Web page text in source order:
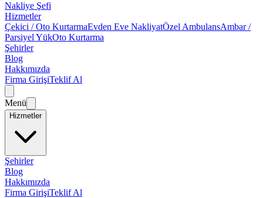
Nakliye Şefi
Hizmetler
Çekici / Oto KurtarmaEvden Eve NakliyatÖzel AmbulansAmbar /
Parsiyel YükOto Kurtarma
Şehirler
Blog
Hakkımızda
Firma GirişiTeklif Al
Menü
Hizmetler
Şehirler
Blog
Hakkımızda
Firma GirişiTeklif Al